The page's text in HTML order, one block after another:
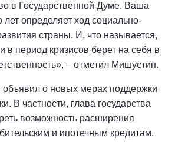
в Государственной Думе. Ваша
лет определяет ход социально-
страны. И, что называется,
в период кризисов берет на себя в
– отметил Мишустин.
объявил о новых мерах поддержки
В частности, глава государства
возможность расширения
и ипотечным кредитам.